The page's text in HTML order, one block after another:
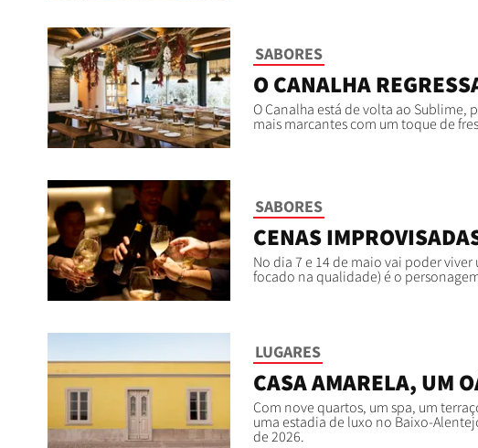
SABORES
O CANALHA
O Canalha está de volta ao Sublime,
mais marcantes com um toque de
SABORES
CENAS
No dia 7 e 14 de maio vai poder
focado na qualidade) é o
LUGARES
CASA AMARELA, UM
Com nove quartos, um spa, um
uma estadia de luxo no Baixo-
de 2026.